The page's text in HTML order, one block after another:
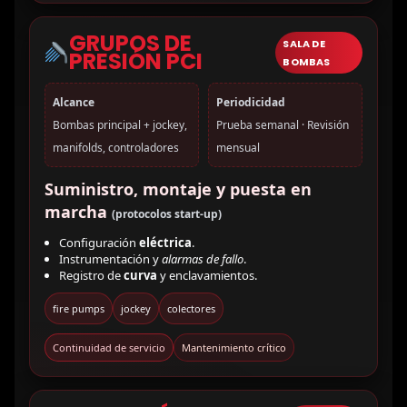
GRUPOS DE
PRESIÓN PCI
SALA DE
BOMBAS
Alcance
Bombas principal + jockey,
manifolds, controladores
Periodicidad
Prueba semanal · Revisión
mensual
Suministro, montaje y puesta en
marcha (protocolos start-up)
Configuración eléctrica.
Instrumentación yalarmas de fallo.
Registro decurva y enclavamientos.
fire pumps jockey colectores
Continuidad de servicio Mantenimiento crítico